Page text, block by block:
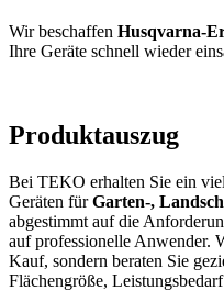
Wir beschaffen Husqvarna-
Ihre Geräte schnell wieder
Produktauszug
Bei TEKO erhalten Sie ein
Geräten fürGarten-,
abgestimmt auf die
auf professionelle Anwender.
Kauf, sondern beraten Sie
Flächengröße,